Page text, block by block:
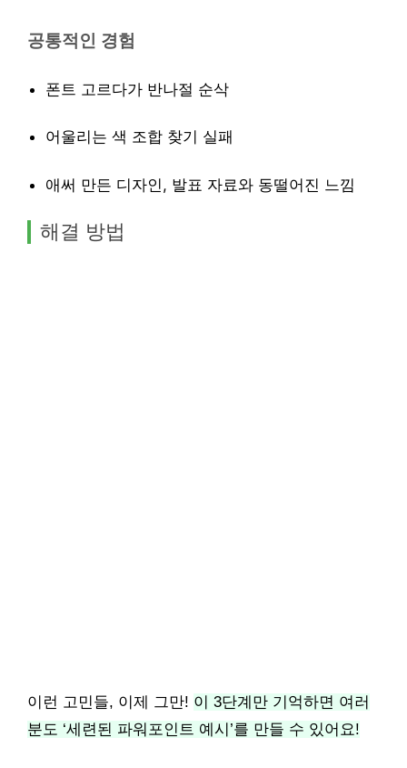
공통적인 경험
폰트 고르다가 반나절 순삭
어울리는 색 조합 찾기 실패
애써 만든 디자인, 발표 자료와 동떨어진 느낌
해결 방법
이런 고민들, 이제 그만! 이 3단계만 기억하면 여러
분도 ‘세련된 파워포인트 예시’를 만들 수 있어요!